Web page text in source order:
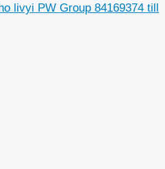
livyi PW Group 84169374 till